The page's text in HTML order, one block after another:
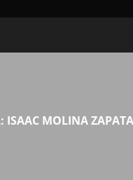
ISAAC MOLINA